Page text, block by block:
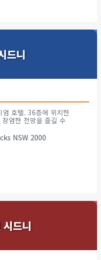
드니
호텔. 36층에 위치한
엄한 전망을 즐길 수
NSW 2000
시드니